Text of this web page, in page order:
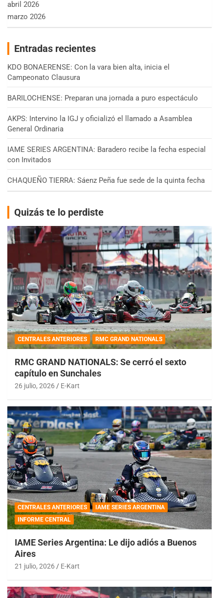
abril 2026
marzo 2026
Entradas recientes
KDO BONAERENSE: Con la vara bien alta, inicia el
Campeonato Clausura
BARILOCHENSE: Preparan una jornada a puro espectáculo
AKPS: Intervino la IGJ y oficializó el llamado a Asamblea
General Ordinaria
IAME SERIES ARGENTINA: Baradero recibe la fecha especial
con Invitados
CHAQUEÑO TIERRA: Sáenz Peña fue sede de la quinta fecha
Quizás te lo perdiste
CENTRALES ANTERIORES RMC GRAND NATIONALS
RMC GRAND NATIONALS: Se cerró el sexto
capítulo en Sunchales
26 julio, 2026 E-Kart
CENTRALES ANTERIORES
IAME SERIES ARGENTINA
INFORME CENTRAL
IAME Series Argentina: Le dijo adiós a Buenos
Aires
21 julio, 2026 E-Kart